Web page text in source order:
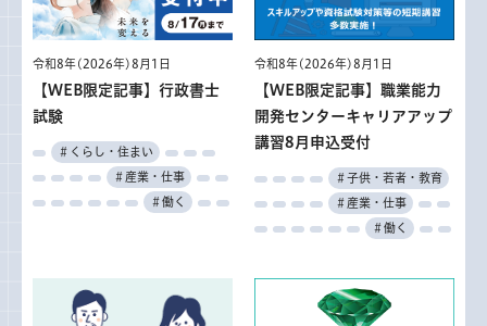
令和8年(2026年)8月1日
【WEB限定記事】行政書士
試験
＃くらし・住まい
＃産業・仕事
＃働く
令和8年(2026年)8月1日
【WEB限定記事】職業能力
開発センターキャリアアップ
講習8月申込受付
＃子供・若者・教育
＃産業・仕事
＃働く